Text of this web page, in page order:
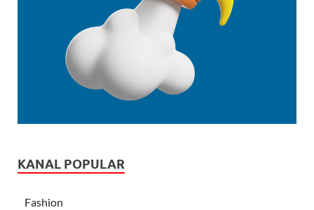
KANAL POPULAR
Fashion